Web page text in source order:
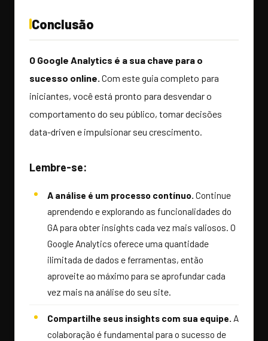
Conclusão
O Google Analytics é a sua chave para o
sucesso online. Com este guia completo para
iniciantes, você está pronto para desvendar o
comportamento do seu público, tomar decisões
data-driven e impulsionar seu crescimento.
Lembre-se:
A análise é um processo contínuo. Continue
aprendendo e explorando as funcionalidades do
GA para obter insights cada vez mais valiosos. O
Google Analytics oferece uma quantidade
ilimitada de dados e ferramentas, então
aproveite ao máximo para se aprofundar cada
vez mais na análise do seu site.
Compartilhe seus insights com sua equipe. A
colaboração é fundamental para o sucesso de